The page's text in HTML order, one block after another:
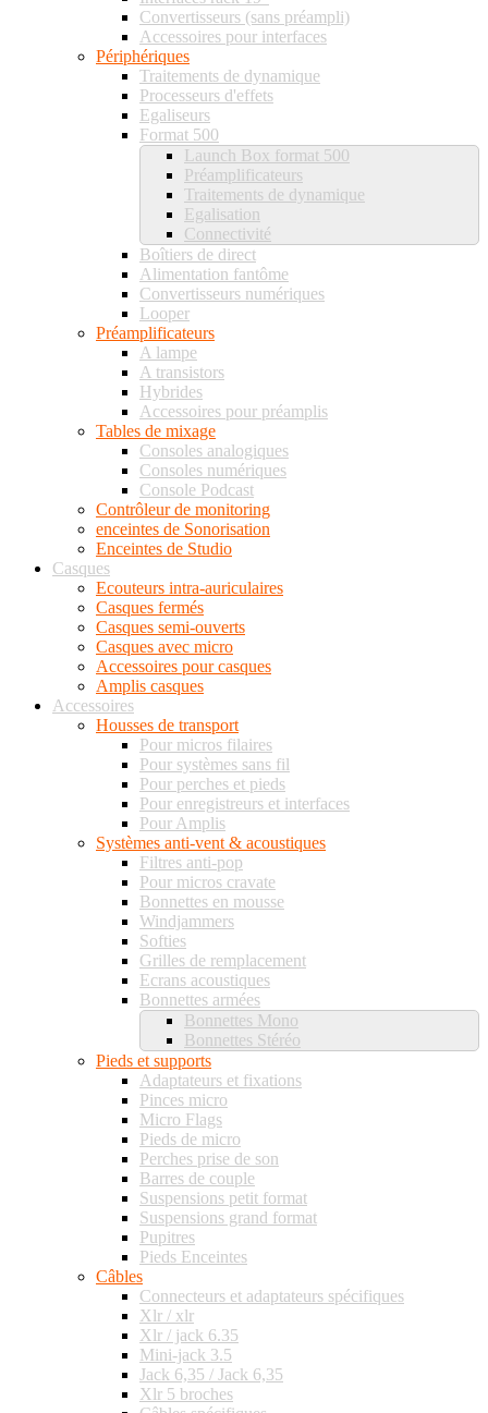
Convertisseurs (sans préampli)
Accessoires pour interfaces
Périphériques
Traitements de dynamique
Processeurs d'effets
Egaliseurs
Format 500
Launch Box format 500
Préamplificateurs
Traitements de dynamique
Egalisation
Connectivité
Boîtiers de direct
Alimentation fantôme
Convertisseurs numériques
Looper
Préamplificateurs
A lampe
A transistors
Hybrides
Accessoires pour préamplis
Tables de mixage
Consoles analogiques
Consoles numériques
Console Podcast
Contrôleur de monitoring
enceintes de Sonorisation
Enceintes de Studio
Casques
Ecouteurs intra-auriculaires
Casques fermés
Casques semi-ouverts
Casques avec micro
Accessoires pour casques
Amplis casques
Accessoires
Housses de transport
Pour micros filaires
Pour systèmes sans fil
Pour perches et pieds
Pour enregistreurs et interfaces
Pour Amplis
Systèmes anti-vent & acoustiques
Filtres anti-pop
Pour micros cravate
Bonnettes en mousse
Windjammers
Softies
Grilles de remplacement
Ecrans acoustiques
Bonnettes armées
Bonnettes Mono
Bonnettes Stéréo
Pieds et supports
Adaptateurs et fixations
Pinces micro
Micro Flags
Pieds de micro
Perches prise de son
Barres de couple
Suspensions petit format
Suspensions grand format
Pupitres
Pieds Enceintes
Câbles
Connecteurs et adaptateurs spécifiques
Xlr / xlr
Xlr / jack 6.35
Mini-jack 3.5
Jack 6,35 / Jack 6,35
Xlr 5 broches